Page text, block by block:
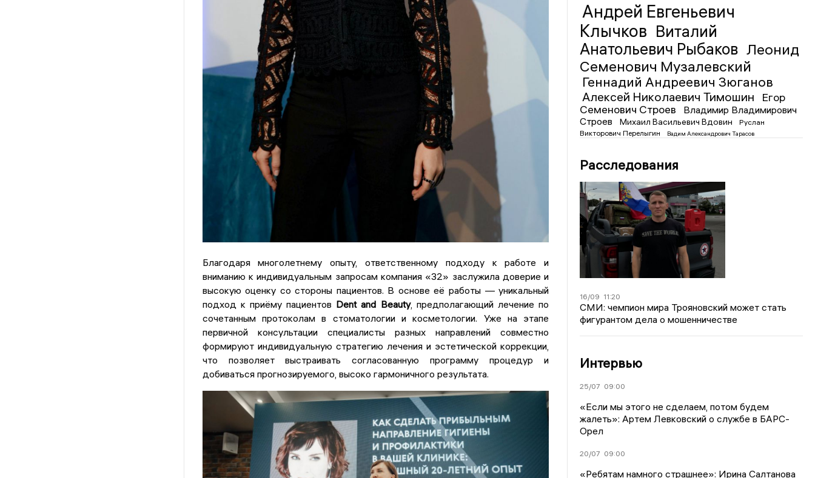
Благодаря многолетнему опыту, ответственному подходу к работе и
вниманию к индивидуальным запросам компания «32» заслужила доверие и
высокую оценку со стороны пациентов. В основе её работы — уникальный
подход к приёму пациентов Dent and Beauty, предполагающий лечение по
сочетанным протоколам в стоматологии и косметологии. Уже на этапе
первичной консультации специалисты разных направлений совместно
формируют индивидуальную стратегию лечения и эстетической коррекции,
что позволяет выстраивать согласованную программу процедур и
добиваться прогнозируемого, высоко гармоничного результата.
Андрей Евгеньевич
Клычков Виталий
Анатольевич Рыбаков Леонид
Семенович Музалевский
Геннадий Андреевич Зюганов
Алексей Николаевич Тимошин
Егор
Семенович Строев
Владимир Владимирович
Строев
Михаил Васильевич Вдовин
Руслан
Викторович Перелыгин
Вадим Александрович Тарасов
Расследования
16/09 11:20
СМИ: чемпион мира Трояновский может стать
фигурантом дела о мошенничестве
Интервью
25/07 09:00
«Если мы этого не сделаем, потом будем
жалеть»: Артем Левковский о службе в БАРС-
Орел
20/07 09:00
«Ребятам намного страшнее»: Ирина Салтанова